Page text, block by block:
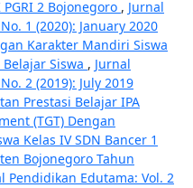
2 Bojonegoro , Jurnal
1 (2020): January 2020
Karakter Mandiri Siswa
Siswa , Jurnal
2 (2019): July 2019
Prestasi Belajar IPA
(TGT) Dengan
Kelas IV SDN Bancer 1
Bojonegoro Tahun
Pendidikan Edutama: Vol. 2